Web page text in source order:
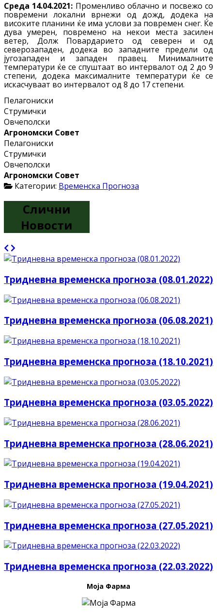
Среда 14.04.2021: Променливо облачно и посвежо со
повремени локални врнежи од дожд, додека на
високите планини ќе има услови за повремен снег. Ќе
дува умерен, повремено на некои места засилен
ветер, Долж Повардарието од северен и од
северозападен, додека во западните предели од
југозападен и западен правец. Минималните
температури ќе се спуштаат во интервалот од 2 до 9
степени, додека максималните температури ќе се
искасчуваат во интервалот од 8 до 17 степени.
Пелагониски
Струмички
Овчеполски
Агрономски Совет
Пелагониски
Струмички
Овчеполски
Агрономски Совет
Категории: Временска Прогноза
Слични
Новости
Тридневна временска прогноза (08.01.2022)
Тридневна временска прогноза (06.08.2021)
Тридневна временска прогноза (18.10.2021)
Тридневна временска прогноза (03.05.2022)
Тридневна временска прогноза (28.06.2021)
Тридневна временска прогноза (19.04.2021)
Тридневна временска прогноза (27.05.2021)
Тридневна временска прогноза (22.03.2022)
Моја Фарма